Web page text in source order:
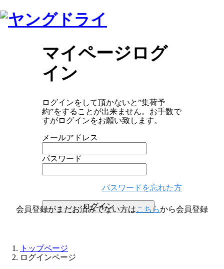
マイページログ
イン
ログインをして頂かないと”集荷予
約”をすることが出来ません。お手数で
すがログインをお願い致します。
メールアドレス
パスワード
パスワードを忘れた方
ログイン
会員登録がまだお済みでない方はこちらから会員登録
トップページ
ログインページ